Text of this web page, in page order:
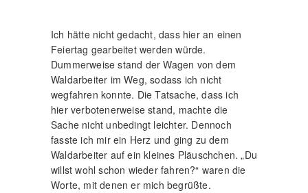
Ich hätte nicht gedacht, dass hier an einen
Feiertag gearbeitet werden würde.
Dummerweise stand der Wagen von dem
Waldarbeiter im Weg, sodass ich nicht
wegfahren konnte. Die Tatsache, dass ich
hier verbotenerweise stand, machte die
Sache nicht unbedingt leichter. Dennoch
fasste ich mir ein Herz und ging zu dem
Waldarbeiter auf ein kleines Pläuschchen. „Du
willst wohl schon wieder fahren?“ waren die
Worte, mit denen er mich begrüßte.